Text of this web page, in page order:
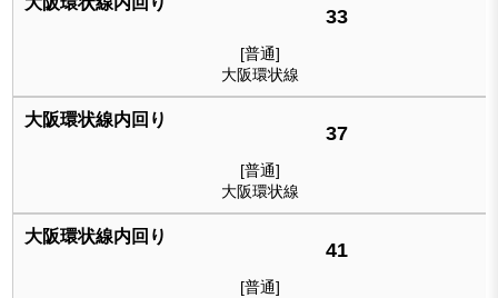
33
[普通]
大阪環状線
37
[普通]
大阪環状線
41
[普通]